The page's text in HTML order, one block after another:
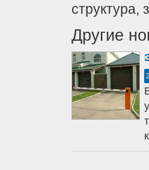
структура,
Другие